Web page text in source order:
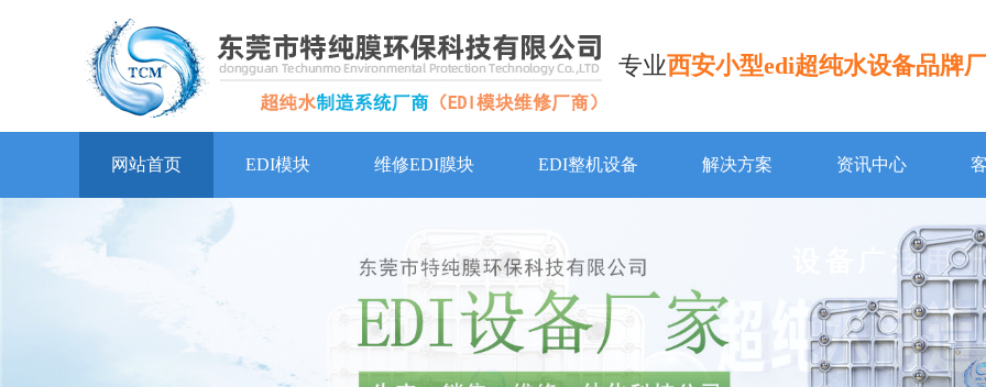
专业西安小型edi超纯水设备品牌
网站首页 EDI模块 维修EDI膜块 EDI整机设备 解决方案 资讯中心